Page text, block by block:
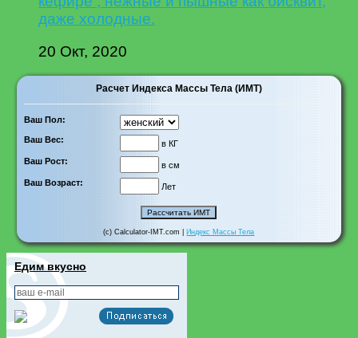
даже холодные.
20 Окт, 2020
Расчет Индекса Массы Тела (ИМТ)
Ваш Пол:
Ваш Вес:
в КГ
Ваш Рост:
в см
Ваш Возраст:
Лет
(c) Calculator-IMT.com | Индекс Массы Тела
Едим вкусно